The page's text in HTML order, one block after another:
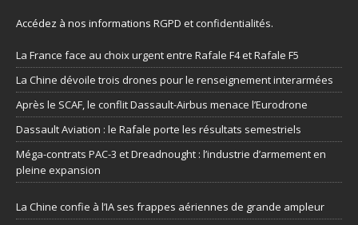
Accédez à nos informations RGPD et confidentialités.
La France face au choix urgent entre Rafale F4 et Rafale F5
La Chine dévoile trois drones pour le renseignement interarmées
Après le SCAF, le conflit Dassault-Airbus menace l’Eurodrone
Dassault Aviation : le Rafale porte les résultats semestriels
Méga-contrats PAC-3 et Dreadnought : l’industrie d’armement en
pleine expansion
La Chine confie à l’IA ses frappes aériennes de grande ampleur